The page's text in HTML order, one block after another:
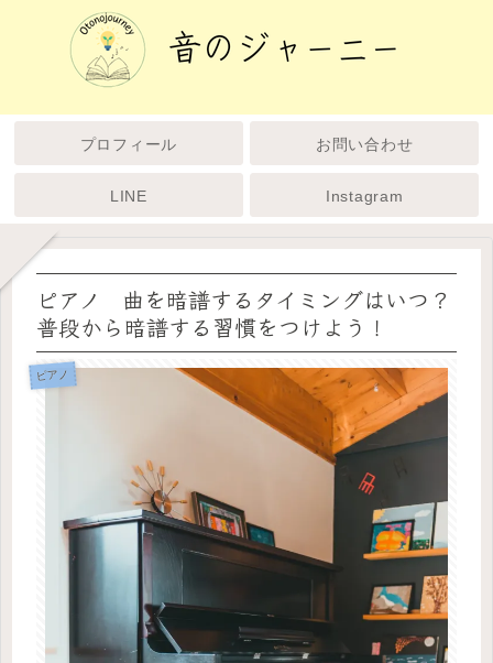
プロフィール お問い合わせ
LINE Instagram
ピアノ 曲を暗譜するタイミングはいつ？
普段から暗譜する習慣をつけよう！
ピアノ